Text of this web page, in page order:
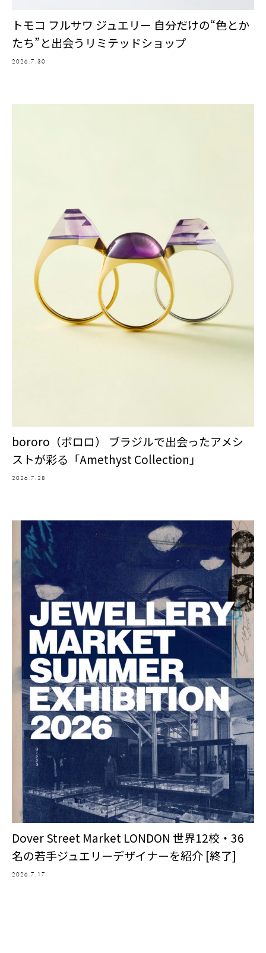
トモコ フルサワ ジュエリー 自分だけの“色とか
たち”と出会うリミテッドショップ
2026.7.30
bororo（ボロロ） ブラジルで出会ったアメシ
ストが彩る「Amethyst Collection」
2026.7.28
Dover Street Market LONDON 世界12校・36
名の若手ジュエリーデザイナーを紹介 [終了]
2026.7.17